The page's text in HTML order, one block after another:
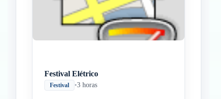
Festival Elétrico
Festival •3 horas